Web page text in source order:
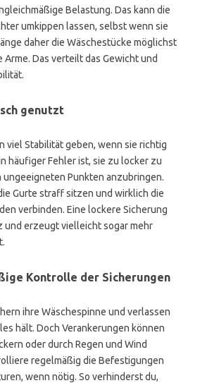
Belastung. Das kann die
umkippen lassen, selbst wenn sie
daher die Wäschestücke möglichst
Arme. Das verteilt das Gewicht und
genutzt
viel Stabilität geben, wenn sie richtig
häufiger Fehler ist, sie zu locker zu
ungeeigneten Punkten anzubringen.
Gurte straff sitzen und wirklich die
verbinden. Eine lockere Sicherung
und erzeugt vielleicht sogar mehr
Kontrolle der Sicherungen
ihre Wäschespinne und verlassen
hält. Doch Verankerungen können
oder durch Regen und Wind
regelmäßig die Befestigungen
wenn nötig. So verhinderst du,